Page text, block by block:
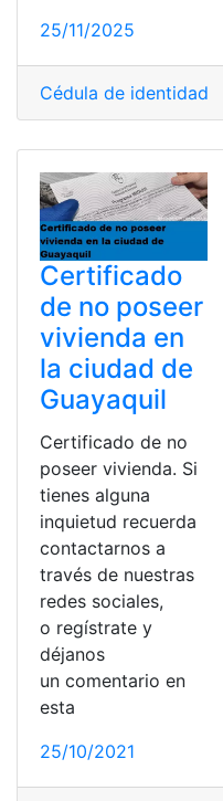
25/11/2025
Cédula de identidad
Certificado
de no poseer
vivienda en
la ciudad de
Guayaquil
Certificado de no
poseer vivienda. Si
tienes alguna
inquietud recuerda
contactarnos a
través de nuestras
redes sociales,
o regístrate y
déjanos
un comentario en
esta
25/10/2021